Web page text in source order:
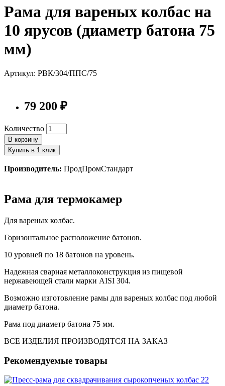
Рама для вареных колбас на
10 ярусов (диаметр батона 75
мм)
Артикул: РВК/304/ППС/75
79 200 ₽
Количество
В корзину
Купить в 1 клик
Производитель: ПродПромСтандарт
Рама для термокамер
Для вареных колбас.
Горизонтальное расположение батонов.
10 уровней по 18 батонов на уровень.
Надежная сварная металлоконструкция из пищевой
нержавеющей стали марки AISI 304.
Возможно изготовление рамы для вареных колбас под любой
диаметр батона.
Рама под диаметр батона 75 мм.
ВСЕ ИЗДЕЛИЯ ПРОИЗВОДЯТСЯ НА ЗАКАЗ
Рекомендуемые товары